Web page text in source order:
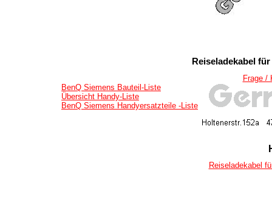
Reiseladekabel
Frage /
BenQ Siemens Bauteil-Liste
Übersicht Handy-Liste
BenQ Siemens Handyersatzteile -Liste
Reiseladekabel